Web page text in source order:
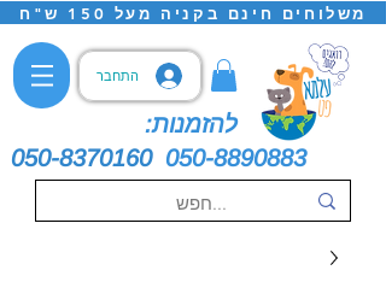
משלוחים חינם בקניה מעל 150 ש"ח
התחבר
להזמנות:
050-8370160 050-8890883